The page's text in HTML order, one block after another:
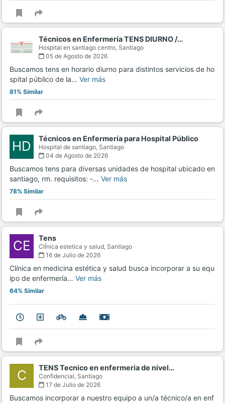
Técnicos en Enfermería TENS DIURNO /…
Hospital en santiago centro, Santiago
05 de Agosto de 2026
Buscamos tens en horario diurno para distintos servicios de ho
spital público de la… Ver más
81% Similar
HD Técnicos en Enfermería para Hospital Público
Hospital de santiago, Santiago
04 de Agosto de 2026
Buscamos tens para diversas unidades de hospital ubicado en
santiago, rm. requisitos: -… Ver más
78% Similar
CE Tens
ClÍnica estetica y salud, Santiago
16 de Julio de 2026
Clínica en medicina estética y salud busca incorporar a su equ
ipo de enfermería… Ver más
64% Similar
C TENS Tecnico en enfermeria de nivel…
Confidencial, Santiago
17 de Julio de 2026
Buscamos incorporar a nuestro equipo a un/a técnico/a en enf